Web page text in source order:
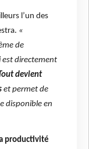
l’un des
«
de
est directement
devient
et permet de
disponible en
productivité